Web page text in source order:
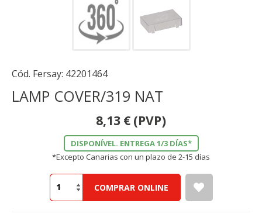
Cód. Fersay: 42201464
LAMP COVER/319 NAT
8,13 € (PVP)
DISPONÍVEL. ENTREGA 1/3 DÍAS*
*Excepto Canarias con un plazo de 2-15 días
COMPRAR ONLINE